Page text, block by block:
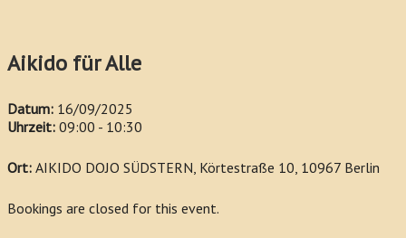
Aikido für Alle
Datum: 16/09/2025
Uhrzeit: 09:00 - 10:30
Ort: AIKIDO DOJO SÜDSTERN, Körtestraße 10, 10967 Berlin
Bookings are closed for this event.